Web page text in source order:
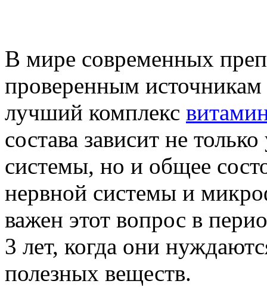
В мире современных
проверенным
лучший комплекс
состава зависит не
системы, но и общее
нервной системы и
важен этот вопрос в
3 лет, когда они
полезных веществ.